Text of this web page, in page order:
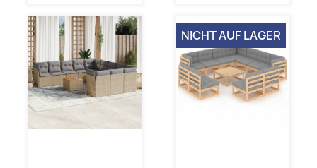
NICHT AUF LAGER